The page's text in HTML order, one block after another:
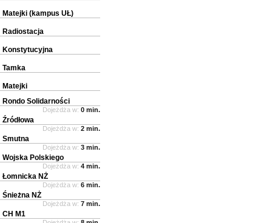
Matejki (kampus UŁ)
Radiostacja
Konstytucyjna
Tamka
Matejki
Rondo Solidarności
Dojeżdża w: 0 min.
Źródłowa
Dojeżdża w: 2 min.
Smutna
Dojeżdża w: 3 min.
Wojska Polskiego
Dojeżdża w: 4 min.
Łomnicka NŻ
Dojeżdża w: 6 min.
Śnieżna NŻ
Dojeżdża w: 7 min.
CH M1